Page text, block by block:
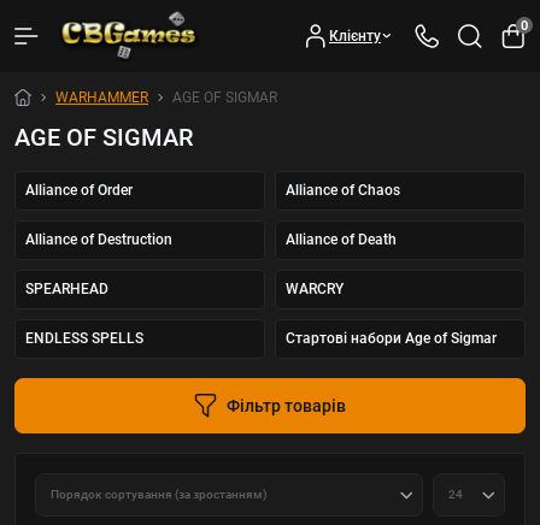
Клієнту
0
WARHAMMER AGE OF SIGMAR
AGE OF SIGMAR
Alliance of Order Alliance of Chaos
Alliance of Destruction Alliance of Death
SPEARHEAD WARCRY
ENDLESS SPELLS Стартові набори Age of Sigmar
Фільтр товарів